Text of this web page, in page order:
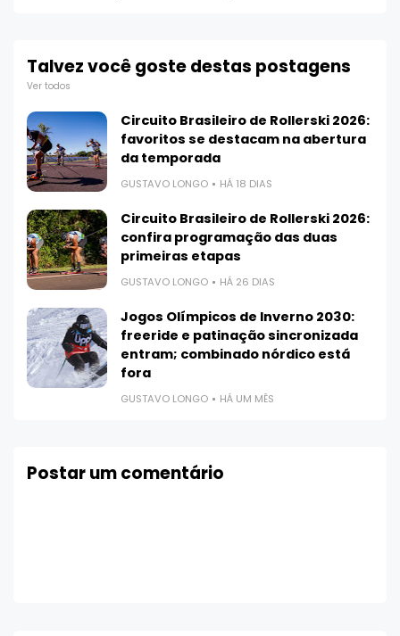
Talvez você goste destas postagens
Ver todos
Circuito Brasileiro de Rollerski 2026:
favoritos se destacam na abertura
da temporada
GUSTAVO LONGO HÁ 18 DIAS
Circuito Brasileiro de Rollerski 2026:
confira programação das duas
primeiras etapas
GUSTAVO LONGO HÁ 26 DIAS
Jogos Olímpicos de Inverno 2030:
freeride e patinação sincronizada
entram; combinado nórdico está
fora
GUSTAVO LONGO HÁ UM MÊS
Postar um comentário